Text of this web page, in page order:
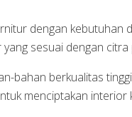
dengan kebutuhan
sesuai dengan
bahan berkualitas
menciptakan interior